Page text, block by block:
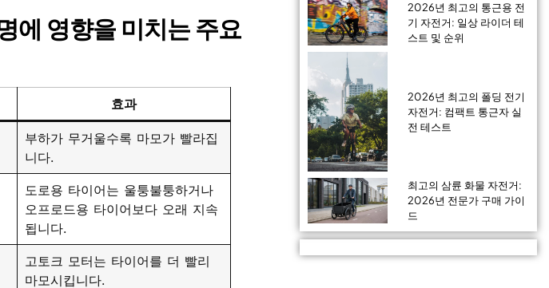
에 영향을 미치는 주요
효과
부하가 무거울수록 마모가 빨라집
니다.
도로용 타이어는 울퉁불퉁하거나
오프로드용 타이어보다 오래 지속
됩니다.
고토크 모터는 타이어를 더 빨리
마모시킵니다.
2026년 최고의 통근용 전
기 자전거: 일상 라이더 테
스트 및 순위
2026년 최고의 폴딩 전기
자전거: 컴팩트 통근자 실
전 테스트
최고의 삼륜 화물 자전거:
2026년 전문가 구매 가이
드